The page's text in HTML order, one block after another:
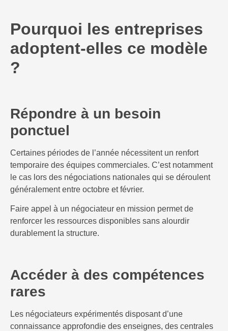
Pourquoi les entreprises
adoptent-elles ce modèle
?
Répondre à un besoin
ponctuel
Certaines périodes de l’année nécessitent un renfort
temporaire des équipes commerciales. C’est notamment
le cas lors des négociations nationales qui se déroulent
généralement entre octobre et février.
Faire appel à un négociateur en mission permet de
renforcer les ressources disponibles sans alourdir
durablement la structure.
Accéder à des compétences
rares
Les négociateurs expérimentés disposant d’une
connaissance approfondie des enseignes, des centrales